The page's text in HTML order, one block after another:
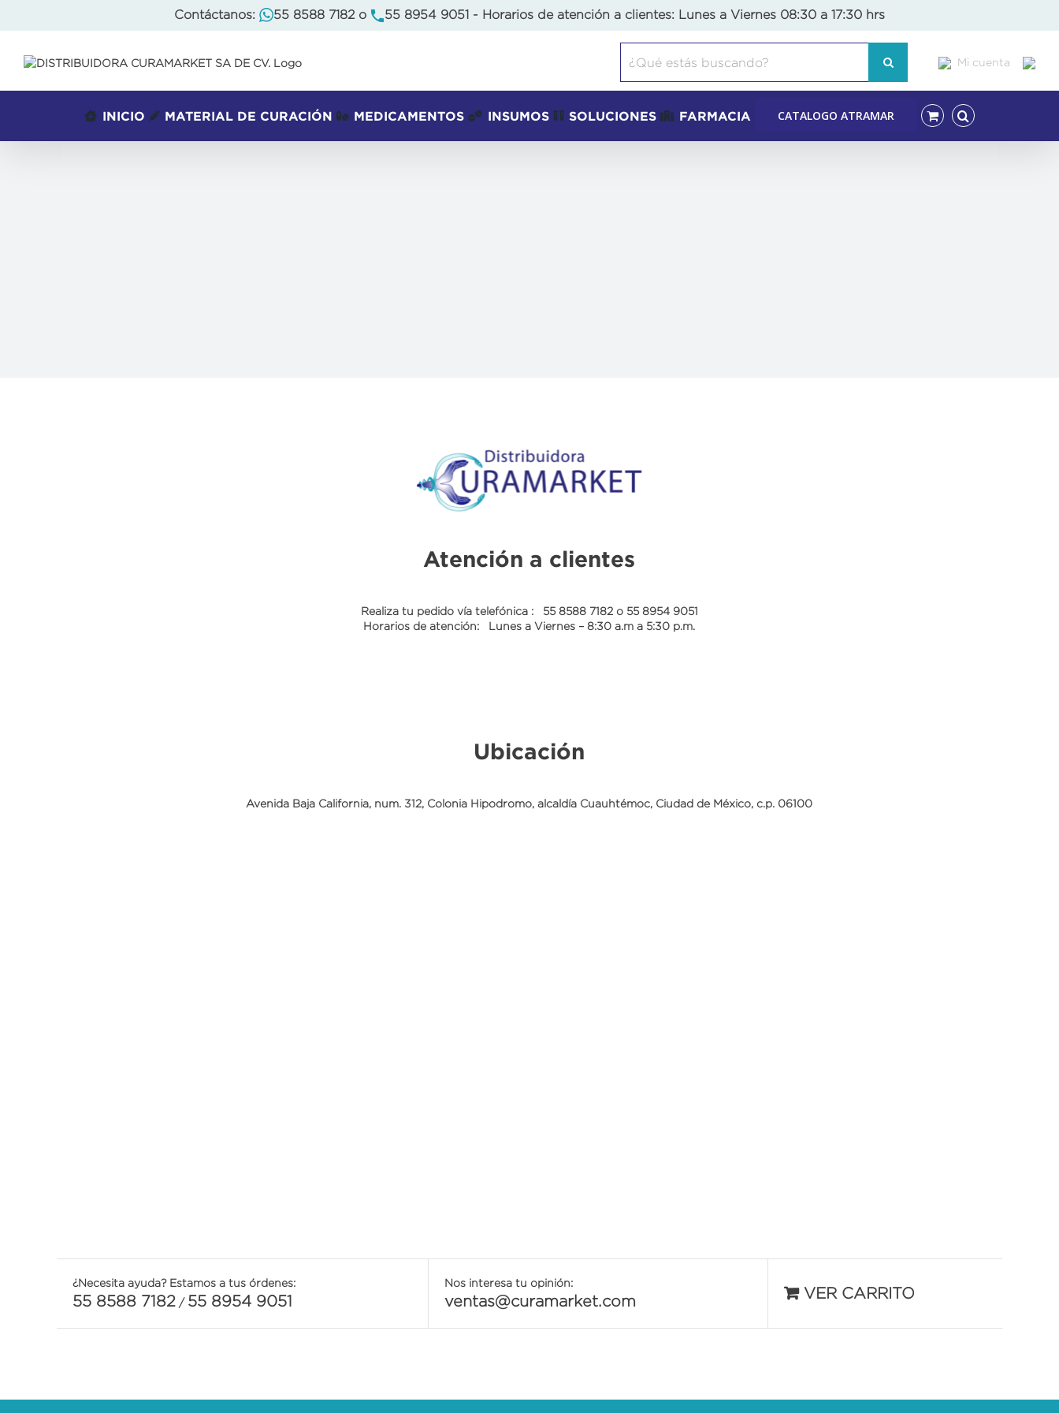
Contáctanos: 55 8588 7182 o 55 8954 9051 - Horarios de atención a clientes: Lunes a Viernes 08:30 a 17:30 hrs
Mi cuenta
INICIO MATERIAL DE CURACIÓN MEDICAMENTOS INSUMOS SOLUCIONES FARMACIA CATALOGO ATRAMAR
Atención a clientes
Realiza tu pedido vía telefónica : 55 8588 7182o 55 8954 9051
Horarios de atención: Lunes a Viernes – 8:30 a.m a 5:30 p.m.
Ubicación
Avenida Baja California, num. 312, Colonia Hipodromo, alcaldía Cuauhtémoc, Ciudad de México, c.p. 06100
¿Necesita ayuda? Estamos a tus órdenes:
55 8588 7182 / 55 8954 9051
Nos interesa tu opinión:
ventas@curamarket.com VER CARRITO